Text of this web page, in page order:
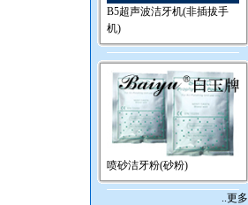
B5超声波洁牙机(非插拔手
机)
喷砂洁牙粉(砂粉)
..更多